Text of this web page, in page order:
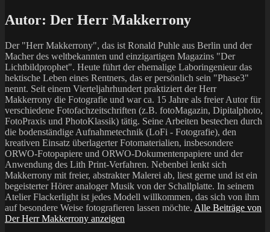
Autor: Der Herr Makkerrony
Der "Herr Makkerrony", das ist Ronald Puhle aus Berlin und der
Macher des weltbekannten und einzigartigen Magazins "Der
Lichtbildprophet". Heute führt der ehemalige Laboringenieur das
hektische Leben eines Rentners, das er persönlich sein "Phase3"
nennt. Seit einem Vierteljahrhundert praktiziert der Herr
Makkerrony die Fotografie und war ca. 15 Jahre als freier Autor für
verschiedene Fotofachzeitschriften (z.B. fotoMagazin, Dipitalphoto,
FotoPraxis und PhotoKlassik) tätig. Seine Arbeiten bestechen durch
die bodenständige Aufnahmetechnik (LoFi - Fotografie), den
kreativen Einsatz überlagerter Fotomaterialien, insbesondere
ORWO-Fotopapiere und ORWO-Dokumentenpapiere und der
Anwendung des Lith Print-Verfahren. Nebenbei lenkt sich
Makkerrony mit freier, abstrakter Malerei ab, liest gerne und ist ein
begeisterter Hörer analoger Musik von der Schallplatte. In seinem
Atelier Flackerlight ist jedes Modell willkommen, das sich von ihm
auf besondere Weise fotografieren lassen möchte. Alle Beiträge von
Der Herr Makkerrony anzeigen